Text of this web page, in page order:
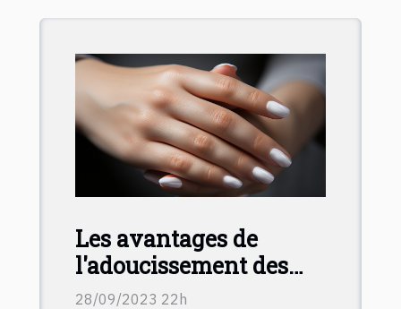
Les avantages de
l'adoucissement des
ongles pour une
28/09/2023 22h